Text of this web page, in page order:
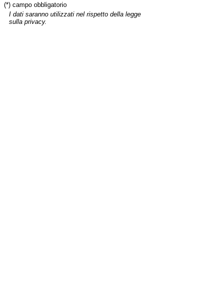
(*) campo obbligatorio
I dati saranno utilizzati nel rispetto della legge
sulla privacy.